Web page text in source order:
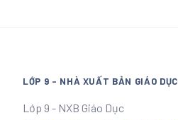
LỚP 9 - NHÀ XUẤT BẢN GIÁO DỤC
Lớp 9 - NXB Giáo Dục